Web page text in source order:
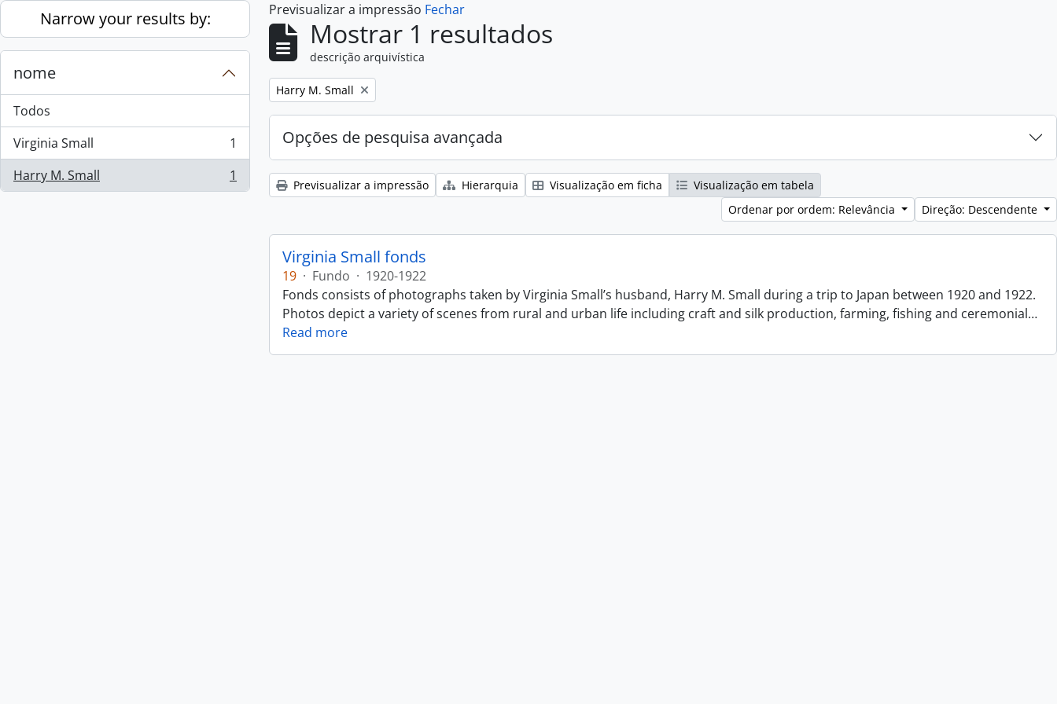
Skip to main content
Narrow your results by:
nome
Todos
Virginia Small
, 1 resultados
1
Harry M. Small
, 1 resultados 1
Previsualizar a impressão Fechar
Mostrar 1 resultados
descrição arquivística
Remove filter:
Harry M. Small
Opções de pesquisa avançada
Previsualizar a impressão Hierarquia Visualização em ficha
Visualização em tabela
Ordenar por ordem: Relevância
Direção: Descendente
Virginia Small fonds
19 · Fundo · 1920-1922
Fonds consists of photographs taken by Virginia Small’s husband, Harry M. Small during a trip to Japan between 1920 and 1922.
Photos depict a variety of scenes from rural and urban life including craft and silk production, farming, fishing and ceremonial…
Read more